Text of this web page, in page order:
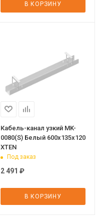
В КОРЗИНУ
Кабель-канал узкий MK-
0080(S) Белый 600х135х120
XTEN
Под заказ
2 491 ₽
В КОРЗИНУ